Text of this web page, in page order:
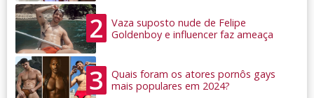
2
Vaza suposto nude de Felipe
Goldenboy e influencer faz ameaça
3
Quais foram os atores pornôs gays
mais populares em 2024?